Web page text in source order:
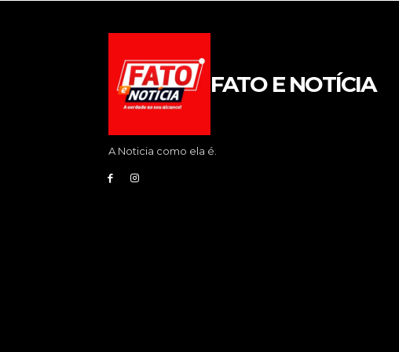
FATO E NOTÍCIA
A Noticia como ela é.